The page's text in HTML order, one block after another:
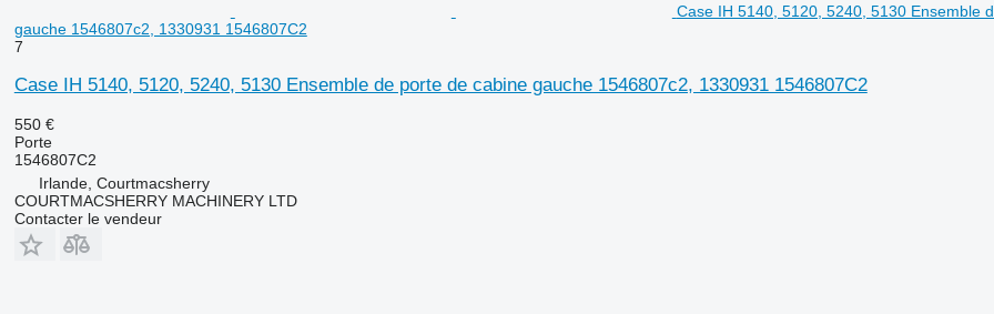
Case IH 5140, 5120, 5240, 5130 Ensemble
gauche 1546807c2, 1330931 1546807C2
7
Case IH 5140, 5120, 5240, 5130 Ensemble de porte de cabine gauche 1546807c2, 1330931 1546807C2
550 €
Porte
1546807C2
Irlande, Courtmacsherry
COURTMACSHERRY MACHINERY LTD
Contacter le vendeur